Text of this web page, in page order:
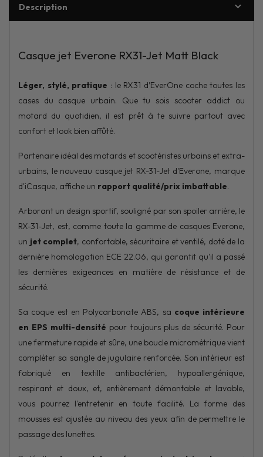
Description
Casque jet Everone RX31-Jet Matt Black
Léger, stylé, pratique : le RX31 d’EverOne coche toutes les
cases du casque urbain. Que tu sois scooter addict ou
motard du quotidien, il est prêt à te suivre partout avec
confort et look bien affûté.
Partenaire idéal des motards et scootéristes urbains et extra-
urbains, le nouveau casque jet RX-31-Jet d'Everone, marque
d'iCasque, affiche un rapport qualité/prix imbattable.
Arborant un design sportif, souligné par son spoiler arrière, le
RX-31-Jet, est, comme toute la gamme de casques Everone,
un jet complet, confortable, sécuritaire et ventilé, doté de la
dernière homologation ECE 22.06, qui garantit qu'il a passé
les dernières exigeances en matière de résistance et de
sécurité.
Sa coque est en Polycarbonate ABS, sa coque intérieure
en EPS multi-densité pour toujours plus de sécurité. Pour
une fermeture rapide et sûre, une boucle micrométrique vient
compléter sa sangle de jugulaire renforcée. Son intérieur est
fabriqué en textille antibactérien, hypoallergénique,
respirant et doux, et, entièrement démontable et lavable,
vous pourrez l'entretenir en toute facilité. La forme des
mousses est ajustée au niveau des yeux afin de permettre le
passage des lunettes.